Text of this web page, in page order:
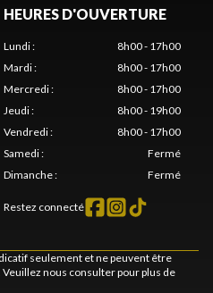
HEURES D'OUVERTURE
Lundi:
8h00 - 17h00
Mardi:
8h00 - 17h00
Mercredi:
8h00 - 17h00
Jeudi:
8h00 - 19h00
Vendredi:
8h00 - 17h00
Samedi:
Fermé
Dimanche: Fermé
Restez connecté
seulement et ne peuvent être
nous consulter pour plus de